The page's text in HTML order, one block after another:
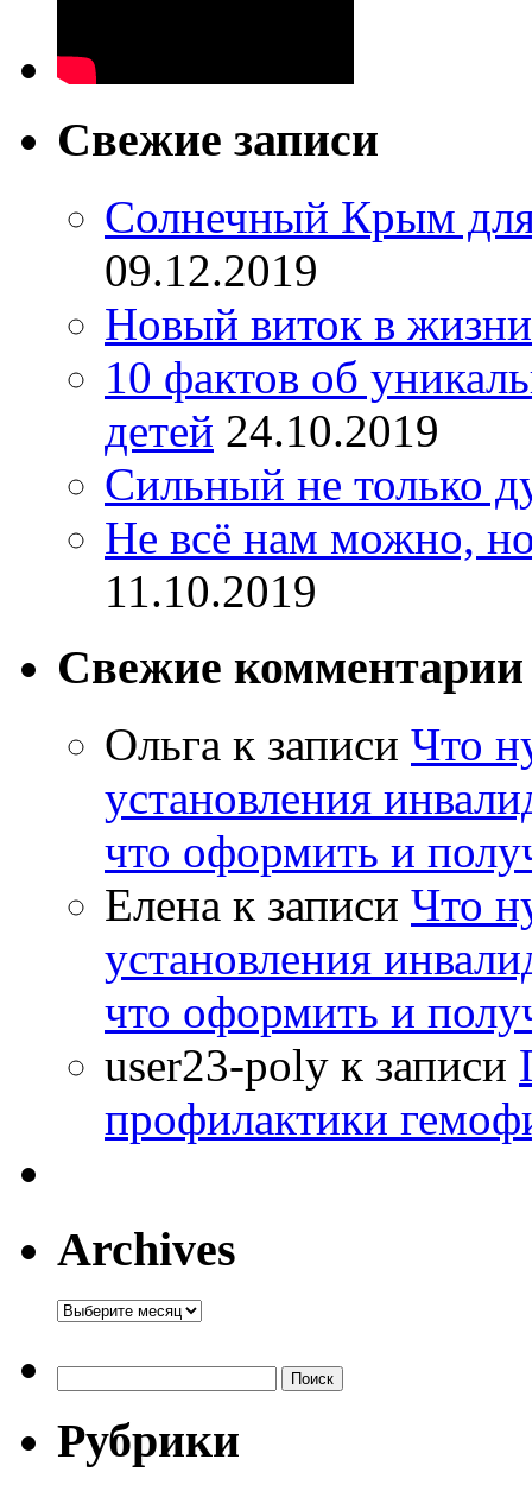
Свежие записи
Солнечный Крым
09.12.2019
Новый виток в жизни
10 фактов об
детей 24.10.2019
Сильный не только
Не всё нам можно,
11.10.2019
Свежие комментарии
Ольга к записи Что
установления
что оформить и
Елена к записи Что
установления
что оформить и
user23-poly к записи
профилактики
Archives
Archives
Рубрики